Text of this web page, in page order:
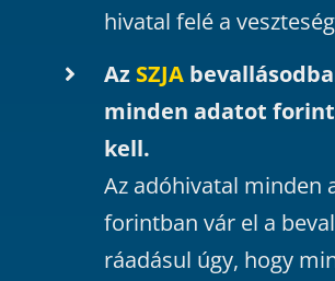
hivatal felé a
Az SZJA
minden adatot
kell.
Az adóhivatal minden
forintban vár el a
ráadásul úgy, hogy